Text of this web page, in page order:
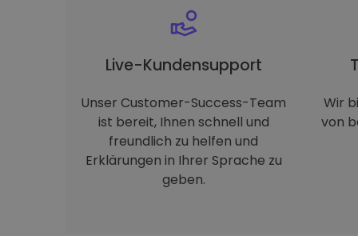
Live-Kundensupport
Unser Customer-Success-Team
ist bereit, Ihnen schnell und
freundlich zu helfen und
Erklärungen in Ihrer Sprache zu
geben.
Wir
von